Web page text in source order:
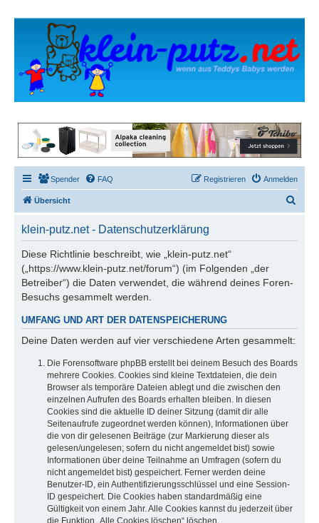
Spender FAQ Anmelden
Registrieren
Übersicht
klein-putz.net - Datenschutzerklärung
Diese Richtlinie beschreibt, wie „klein-putz.net“
(„https://www.klein-putz.net/forum“) (im Folgenden „der
Betreiber“) die Daten verwendet, die während deines Foren-
Besuchs gesammelt werden.
UMFANG UND ART DER DATENSPEICHERUNG
Deine Daten werden auf vier verschiedene Arten gesammelt:
Die Forensoftware phpBB erstellt bei deinem Besuch des Boards
mehrere Cookies. Cookies sind kleine Textdateien, die dein
Browser als temporäre Dateien ablegt und die zwischen den
einzelnen Aufrufen des Boards erhalten bleiben. In diesen
Cookies sind die aktuelle ID deiner Sitzung (damit dir alle
Seitenaufrufe zugeordnet werden können), Informationen über
die von dir gelesenen Beiträge (zur Markierung dieser als
gelesen/ungelesen; sofern du nicht angemeldet bist) sowie
Informationen über deine Teilnahme an Umfragen (sofern du
nicht angemeldet bist) gespeichert. Ferner werden deine
Benutzer-ID, ein Authentifizierungsschlüssel und eine Session-
ID gespeichert. Die Cookies haben standardmäßig eine
Gültigkeit von einem Jahr. Alle Cookies kannst du jederzeit über